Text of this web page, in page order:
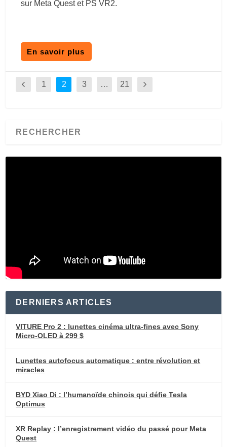
sur Meta Quest et PS VR2.
En savoir plus
1 2 3 … 21
DERNIERS ARTICLES
VITURE Pro 2 : lunettes cinéma ultra-fines avec Sony
Micro-OLED à 299 $
Lunettes autofocus automatique : entre révolution et
miracles
BYD Xiao Di : l’humanoïde chinois qui défie Tesla
Optimus
XR Replay : l’enregistrement vidéo du passé pour Meta
Quest